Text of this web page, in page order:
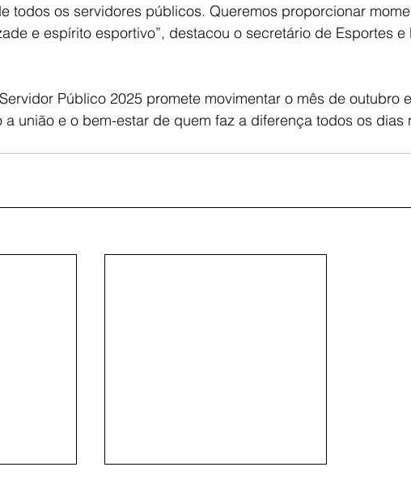
todos os servidores públicos. Queremos proporcionar
e espírito esportivo”, destacou o secretário de Esportes
Público 2025 promete movimentar o mês de outubro
a união e o bem-estar de quem faz a diferença todos os